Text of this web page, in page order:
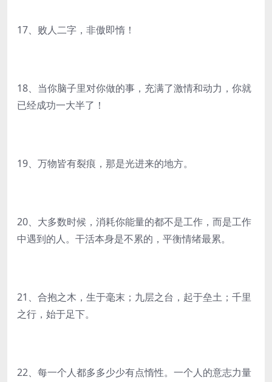
17、败人二字，非傲即惰！
18、当你脑子里对你做的事，充满了激情和动力，你就
已经成功一大半了！
19、万物皆有裂痕，那是光进来的地方。
20、大多数时候，消耗你能量的都不是工作，而是工作
中遇到的人。干活本身是不累的，平衡情绪最累。
21、合抱之木，生于毫末；九层之台，起于垒土；千里
之行，始于足下。
22、每一个人都多多少少有点惰性。一个人的意志力量